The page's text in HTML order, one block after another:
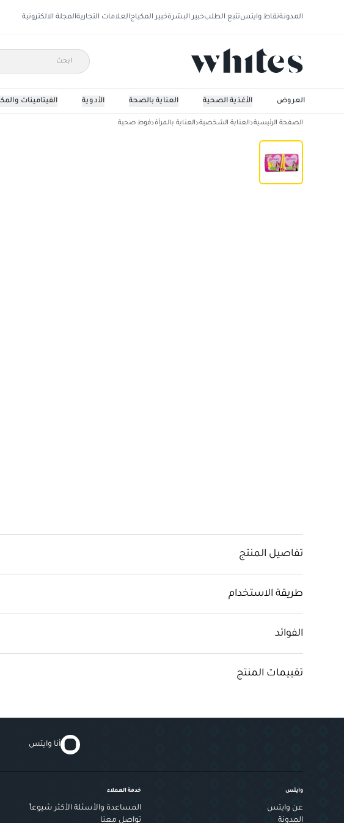
المدونةنقاط وايتستتبع الطلبخبير البشرةخبير المكياجالعلامات التجاريةالمجلة الالكترونية
الفيتامينات الأدوية العناية بالصحة الأغذية الصحية العروض
الصفحة الرئيسية العناية الشخصية العناية بالمرأة فوط صحية
تفاصيل المنتج
طريقة الاستخدام
الفوائد
تقييمات المنتج
أنا وايتس
وايتس
عن وايتس
المدونة
خدمة العملاء
المساعدة والأسئلة الأكثر شيوعاً
تواصل معنا